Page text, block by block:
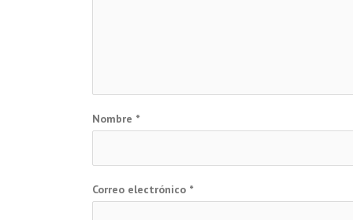
Nombre *
Correo electrónico *